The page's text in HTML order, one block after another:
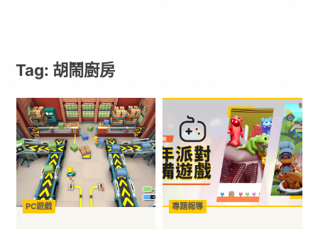
戲
｜
動
漫
Tag: 胡鬧廚房
PC遊戲 專題報導